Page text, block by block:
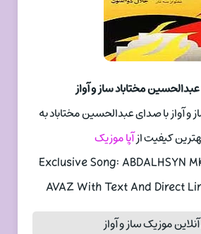
مختاباد ساز و آواز
و آواز با صدای عبدالحسین مختاباد به
کیفیت ازآپا موزیک
Exclusive Song: ABDALHSYN
AVAZ With Text And Direct
موزیک ساز و آواز